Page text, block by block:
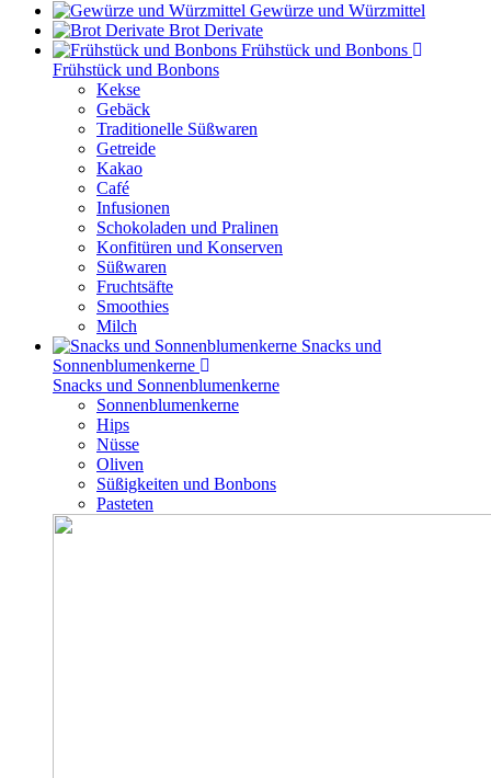
Gewürze und Würzmittel
Brot Derivate
Frühstück und Bonbons
Frühstück und Bonbons
Kekse
Gebäck
Traditionelle Süßwaren
Getreide
Kakao
Café
Infusionen
Schokoladen und Pralinen
Konfitüren und Konserven
Süßwaren
Fruchtsäfte
Smoothies
Milch
Snacks und
Sonnenblumenkerne
Snacks und Sonnenblumenkerne
Sonnenblumenkerne
Hips
Nüsse
Oliven
Süßigkeiten und Bonbons
Pasteten